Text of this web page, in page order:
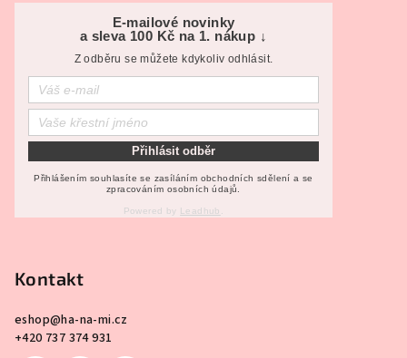
E-mailové novinky
a sleva 100 Kč na 1. nákup ↓
Z odběru se můžete kdykoliv odhlásit.
Přihlásit odběr
Přihlášením souhlasíte se zasíláním obchodních sdělení a se
zpracováním osobních údajů.
Powered by Leadhub .
Kontakt
eshop@ha-na-mi.cz
+420 737 374 931